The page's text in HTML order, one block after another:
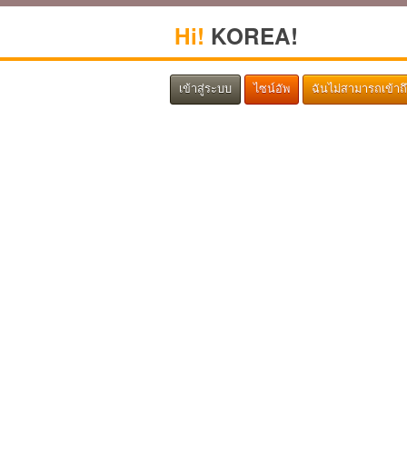
Hi! KOREA!
เข้าสู่ระบบ ไซน์อัพ ฉันไม่สามารถเข้